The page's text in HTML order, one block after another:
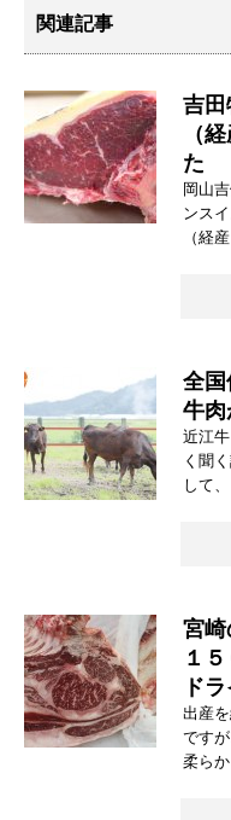
関連記事
吉田
（
た
岡山
ンス
（経産
全国
牛肉
近江
く聞
して、
宮崎
１
ド
出産
です
柔らか